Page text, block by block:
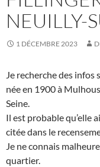
NEUILLY-
1 DÉCEMBRE 2023
Je recherche des infos
née en 1900 à
Seine.
Il est probable qu’elle
citée dans le
Je ne connais
quartier.